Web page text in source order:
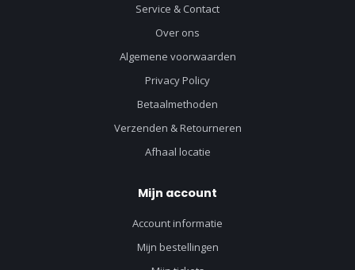
Service & Contact
Over ons
Algemene voorwaarden
Privacy Policy
Betaalmethoden
Verzenden & Retourneren
Afhaal locatie
Mijn account
Account informatie
Mijn bestellingen